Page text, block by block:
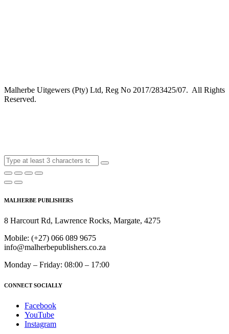
Malherbe Uitgewers (Pty) Ltd, Reg No 2017/283425/07. All Rights
Reserved.
MALHERBE PUBLISHERS
8 Harcourt Rd, Lawrence Rocks, Margate, 4275
Mobile: (+27) 066 089 9675
info@malherbepublishers.co.za
Monday – Friday: 08:00 – 17:00
CONNECT SOCIALLY
Facebook
YouTube
Instagram